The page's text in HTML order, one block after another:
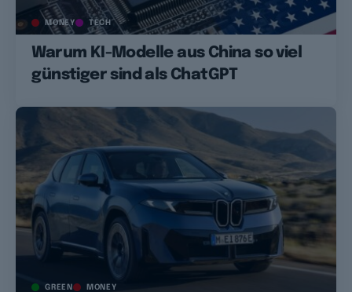
MONEY TECH
Warum KI-Modelle aus China so viel
günstiger sind als ChatGPT
GREEN MONEY